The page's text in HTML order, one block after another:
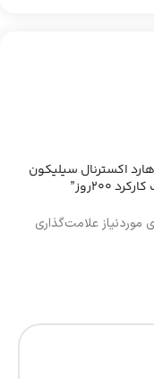
اکسترنال سیلیکون
علامت‌گذاری